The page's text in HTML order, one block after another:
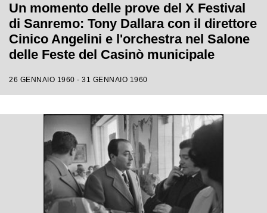
Un momento delle prove del X Festival
di Sanremo: Tony Dallara con il direttore
Cinico Angelini e l'orchestra nel Salone
delle Feste del Casinò municipale
26 GENNAIO 1960 - 31 GENNAIO 1960